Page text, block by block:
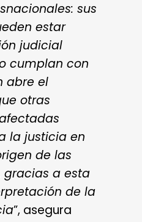
sus
estar
judicial
cumplan con
abre el
otras
la justicia en
de las
gracias a esta
de la
”, asegura